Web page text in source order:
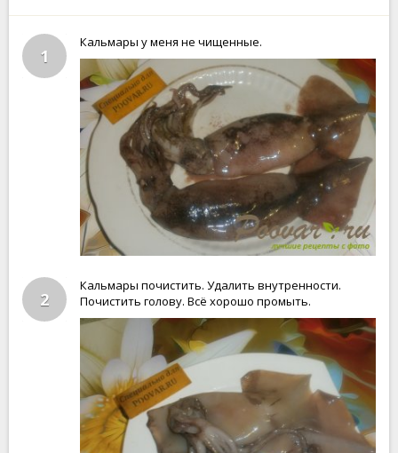
1
Кальмары у меня не чищенные.
2
Кальмары почистить. Удалить внутренности.
Почистить голову. Всё хорошо промыть.